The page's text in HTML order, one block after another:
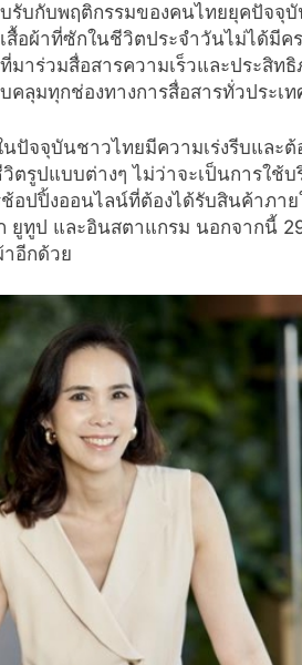
บกับพฤติกรรมของคนไทยยุคปัจจุ
สื้อผ้าที่ซักในชีวิตประจำวันไม่ได้มี
มาร่วมสื่อสารความเร็วและประสิ
คลุมทุกช่องทางการสื่อสารทั่วประเท
ปัจจุบันชาวไทยมีความเร่งรีบและต้
รูปแบบต่างๆ ไม่ว่าจะเป็นการใช้บ
อปปิ้งออนไลน์ที่ต้องได้รับสินค้าภา
ยูทูป และอินสตาแกรม นอกจากนี้
อีกด้วย